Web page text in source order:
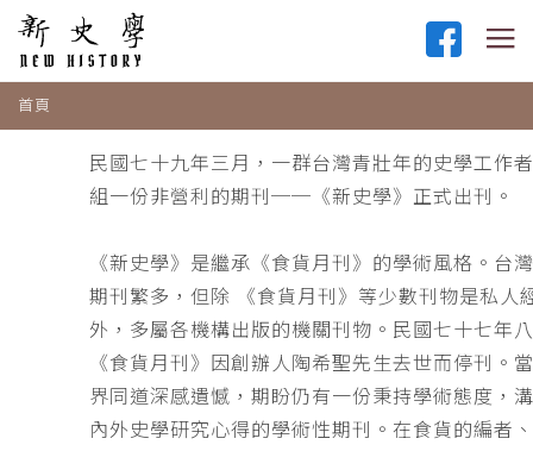
首頁
民國七十九年三月，一群台灣青壯年的史學工作
組一份非營利的期刊──《新史學》正式出刊。
《新史學》是繼承《食貨月刊》的學術風格。台
期刊繁多，但除 《食貨月刊》等少數刊物是私人
外，多屬各機構出版的機關刊物。民國七十七年
《食貨月刊》因創辦人陶希聖先生去世而停刊。
界同道深感遺憾，期盼仍有一份秉持學術態度，
內外史學研究心得的學術性期刊。在食貨的編者